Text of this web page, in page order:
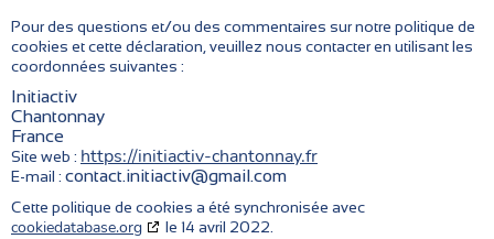
Pour des questions et/ou des commentaires sur notre politique de
cookies et cette déclaration, veuillez nous contacter en utilisant les
coordonnées suivantes :
Initiactiv
Chantonnay
France
Site web : https://initiactiv-chantonnay.fr
E-mail : contact.initiactiv@gmail.com
Cette politique de cookies a été synchronisée avec
cookiedatabase.org le 14 avril 2022.